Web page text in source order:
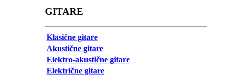
GITARE
Klasične gitare
Akustične gitare
Elektro-akustične gitare
Električne gitare